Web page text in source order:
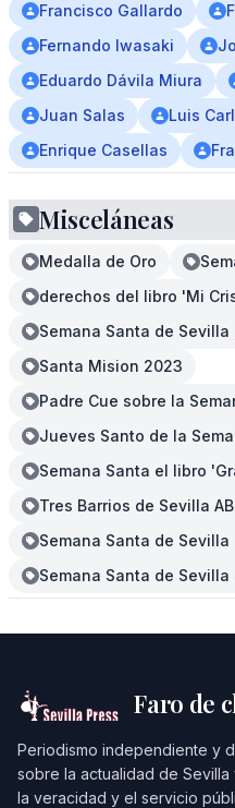
Francisco Gallardo
Fernando Iwasaki
Eduardo Dávila Miura
Juan Salas
Luis
Enrique Casellas
Misceláneas
Medalla de Oro
derechos del libro 'Mi
Semana Santa de Sevilla
Santa Mision 2023
Padre Cue sobre la
Jueves Santo de la
Semana Santa el libro
Tres Barrios de Sevilla
Semana Santa de
Semana Santa de
Faro de
Periodismo independiente y
sobre la actualidad de
la veracidad y el servicio